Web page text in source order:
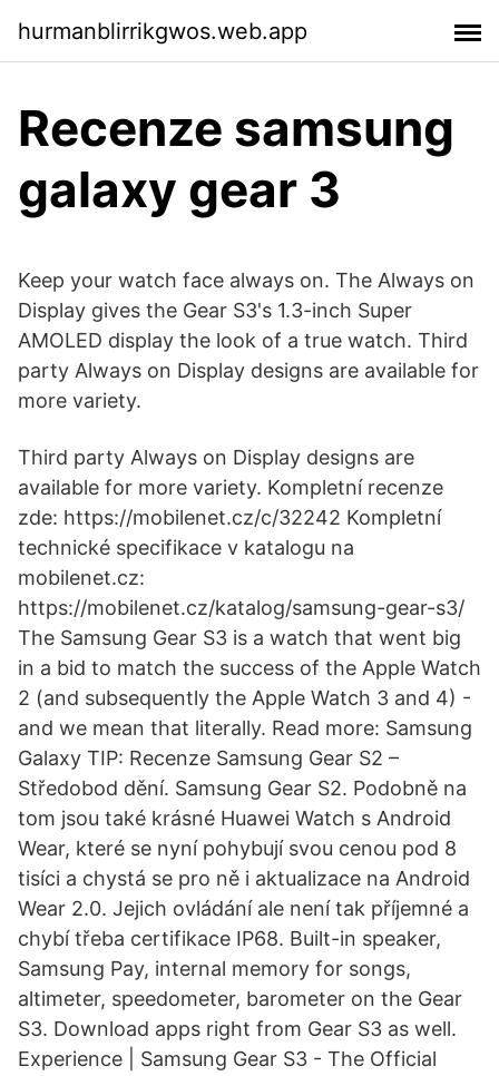
hurmanblirrikgwos.web.app
Recenze samsung
galaxy gear 3
Keep your watch face always on. The Always on
Display gives the Gear S3's 1.3-inch Super
AMOLED display the look of a true watch. Third
party Always on Display designs are available for
more variety.
Third party Always on Display designs are
available for more variety. Kompletní recenze
zde: https://mobilenet.cz/c/32242 Kompletní
technické specifikace v katalogu na
mobilenet.cz:
https://mobilenet.cz/katalog/samsung-gear-s3/
The Samsung Gear S3 is a watch that went big
in a bid to match the success of the Apple Watch
2 (and subsequently the Apple Watch 3 and 4) -
and we mean that literally. Read more: Samsung
Galaxy TIP: Recenze Samsung Gear S2 –
Středobod dění. Samsung Gear S2. Podobně na
tom jsou také krásné Huawei Watch s Android
Wear, které se nyní pohybují svou cenou pod 8
tisíci a chystá se pro ně i aktualizace na Android
Wear 2.0. Jejich ovládání ale není tak příjemné a
chybí třeba certifikace IP68. Built-in speaker,
Samsung Pay, internal memory for songs,
altimeter, speedometer, barometer on the Gear
S3. Download apps right from Gear S3 as well.
Experience | Samsung Gear S3 - The Official